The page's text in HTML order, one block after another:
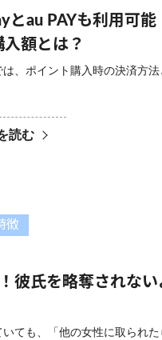
とau PAYも利用可能
額とは？
、ポイント購入時の決済方法
読む
徴
彼氏を略奪されない
ても、「他の女性に取られた